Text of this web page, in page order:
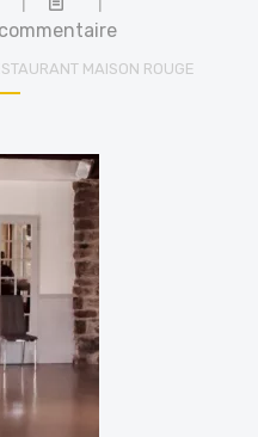
MAISON ROUGE